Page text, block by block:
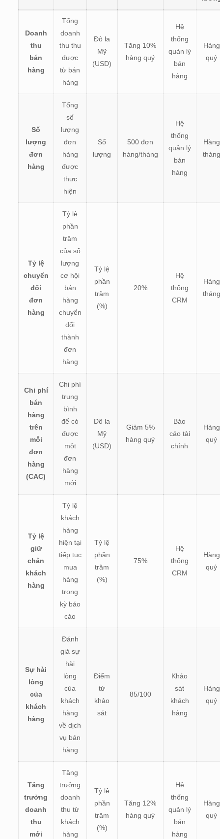
Doanh
thu
bán
hàng
Tổng
doanh
thu thu
được
từ bán
hàng
Đô la
Mỹ
(USD)
Tăng 10%
hàng quý
Hệ
thống
quản lý
bán
hàng
Hàng
quý
Số
lượng
đơn
hàng
Tổng
số
lượng
đơn
hàng
được
thực
hiện
Số
lượng
500 đơn
hàng/tháng
Hệ
thống
quản lý
bán
hàng
Hàng
tháng
Tỷ lệ
chuyển
đổi
đơn
hàng
Tỷ lệ
phần
trăm
của số
lượng
cơ hội
bán
hàng
chuyển
đổi
thành
đơn
hàng
Tỷ lệ
phần
trăm
(%)
20%
Hệ
thống
CRM
Hàng
tháng
Chi phí
bán
hàng
trên
mỗi
đơn
hàng
(CAC)
Chi phí
trung
bình
để có
được
một
đơn
hàng
mới
Đô la
Mỹ
(USD)
Giảm 5%
hàng quý
Báo
cáo tài
chính
Hàng
quý
Tỷ lệ
giữ
chân
khách
hàng
Tỷ lệ
khách
hàng
hiện tại
tiếp tục
mua
hàng
trong
kỳ báo
cáo
Tỷ lệ
phần
trăm
(%)
75%
Hệ
thống
CRM
Hàng
quý
Sự hài
lòng
của
khách
hàng
Đánh
giá sự
hài
lòng
của
khách
hàng
về dịch
vụ bán
hàng
Điểm
từ
khảo
sát
85/100
Khảo
sát
khách
hàng
Hàng
quý
Tăng
trưởng
doanh
thu
mới
Tăng
trưởng
doanh
thu từ
khách
hàng
Tỷ lệ
phần
trăm
(%)
Tăng 12%
hàng quý
Hệ
thống
quản lý
bán
hàng
Hàng
quý